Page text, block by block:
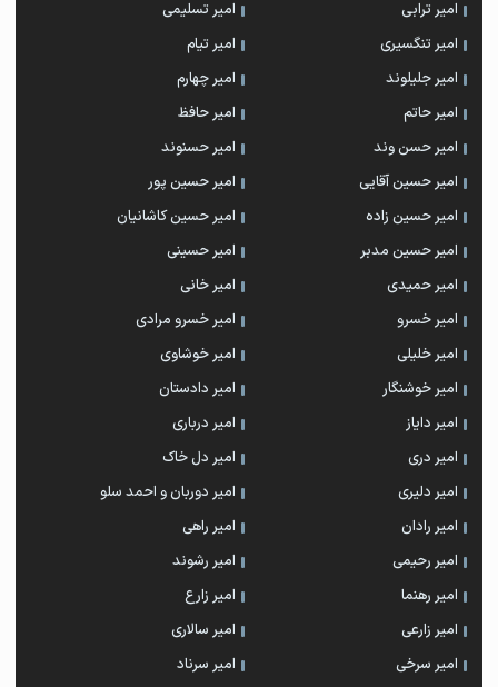
امیر ترابی
امیر تسلیمی
امیر تنگسیری
امیر تیام
امیر جلیلوند
امیر چهارم
امیر حاتم
امیر حافظ
امیر حسن وند
امیر حسنوند
امیر حسین آقایی
امیر حسین پور
امیر حسین زاده
امیر حسین کاشانیان
امیر حسین مدبر
امیر حسینی
امیر حمیدی
امیر خانی
امیر خسرو
امیر خسرو مرادی
امیر خلیلی
امیر خوشاوی
امیر خوشنگار
امیر دادستان
امیر دایاز
امیر درباری
امیر دری
امیر دل خاک
امیر دلیری
امیر دوربان و احمد سلو
امیر رادان
امیر راهی
امیر رحیمی
امیر رشوند
امیر رهنما
امیر زارع
امیر زارعی
امیر سالاری
امیر سرخی
امیر سرناد